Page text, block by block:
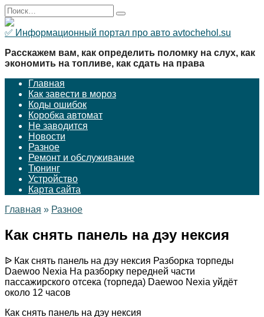
Перейти
к
содержанию
Search
for:
✅ Информационный портал про авто avtochehol.su
Расскажем вам, как определить поломку на слух, как
экономить на топливе, как сдать на права
Главная
Как завести в мороз
Коды ошибок
Коробка автомат
Не заводится
Новости
Разное
Ремонт и обслуживание
Тюнинг
Устройство
Карта сайта
Главная » Разное
Как снять панель на дэу нексия
ᐉ Как снять панель на дэу нексия Разборка торпеды
Daewoo Nexia На разборку передней части
пассажирского отсека (торпеда) Daewoo Nexia уйдёт
около 12 часов
Как снять панель на дэу нексия